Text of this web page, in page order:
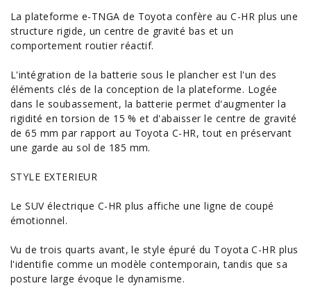
La plateforme e-TNGA de Toyota confère au C-HR plus une
structure rigide, un centre de gravité bas et un
comportement routier réactif.
L'intégration de la batterie sous le plancher est l'un des
éléments clés de la conception de la plateforme. Logée
dans le soubassement, la batterie permet d'augmenter la
rigidité en torsion de 15 % et d'abaisser le centre de gravité
de 65 mm par rapport au Toyota C-HR, tout en préservant
une garde au sol de 185 mm.
STYLE EXTERIEUR
Le SUV électrique C-HR plus affiche une ligne de coupé
émotionnel.
Vu de trois quarts avant, le style épuré du Toyota C-HR plus
l'identifie comme un modèle contemporain, tandis que sa
posture large évoque le dynamisme.